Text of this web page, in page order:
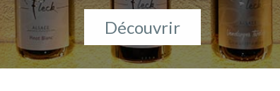
Découvrir